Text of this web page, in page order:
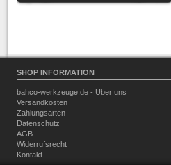
SHOP INFORMATION
bahco-werkzeuge.de - Über uns
Versandkosten
Zahlungsarten
Datenschutz
AGB
Widerrufsrecht
Kontakt